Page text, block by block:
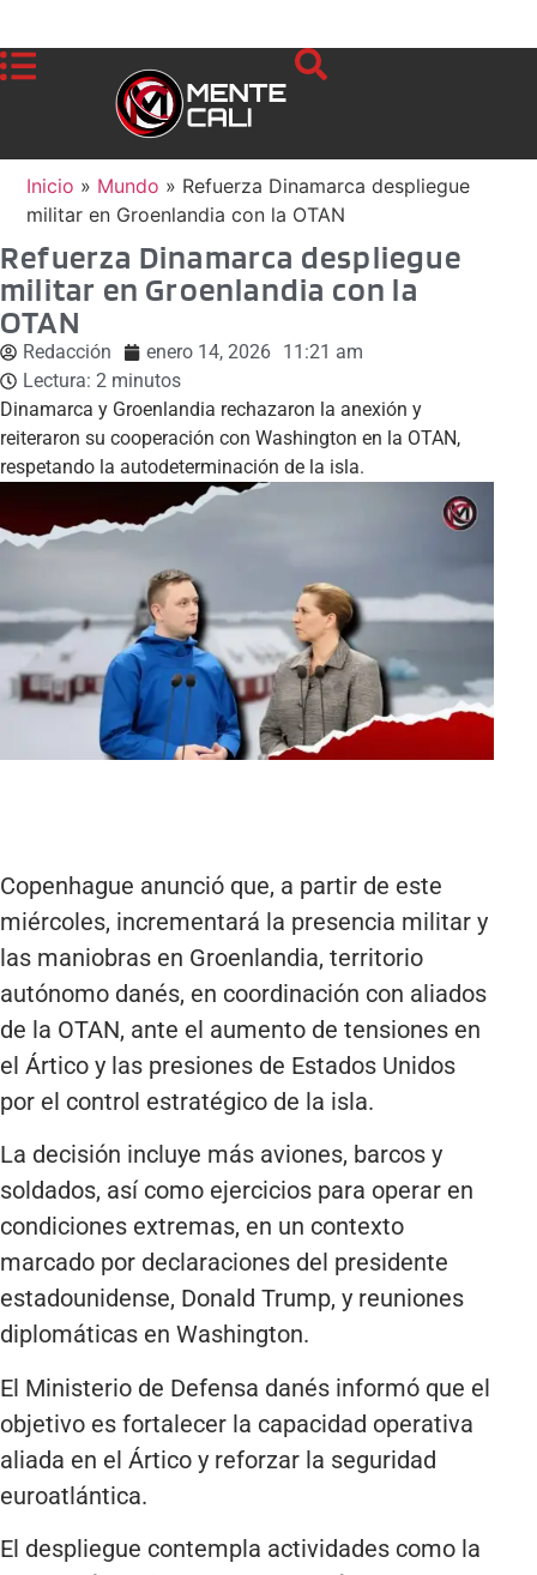
Inicio » Mundo » Refuerza Dinamarca despliegue
militar en Groenlandia con la OTAN
Refuerza Dinamarca despliegue
militar en Groenlandia con la
OTAN
Redacción enero 14, 2026 11:21 am
Lectura: 2 minutos
Dinamarca y Groenlandia rechazaron la anexión y
reiteraron su cooperación con Washington en la OTAN,
respetando la autodeterminación de la isla.
Copenhague anunció que, a partir de este
miércoles, incrementará la presencia militar y
las maniobras en Groenlandia, territorio
autónomo danés, en coordinación con aliados
de la OTAN, ante el aumento de tensiones en
el Ártico y las presiones de Estados Unidos
por el control estratégico de la isla.
La decisión incluye más aviones, barcos y
soldados, así como ejercicios para operar en
condiciones extremas, en un contexto
marcado por declaraciones del presidente
estadounidense, Donald Trump, y reuniones
diplomáticas en Washington.
El Ministerio de Defensa danés informó que el
objetivo es fortalecer la capacidad operativa
aliada en el Ártico y reforzar la seguridad
euroatlántica.
El despliegue contempla actividades como la